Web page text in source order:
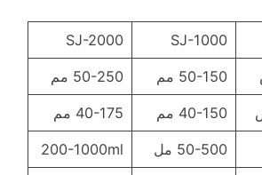
SJ-1000
SJ-2000
50-150 مم 50-250 مم
40-150 مم 40-175 مم
50-500 مل 200-1000ml